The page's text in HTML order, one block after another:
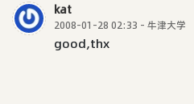
kat
2008-01-28 02:33 - 牛津大学
good,thx